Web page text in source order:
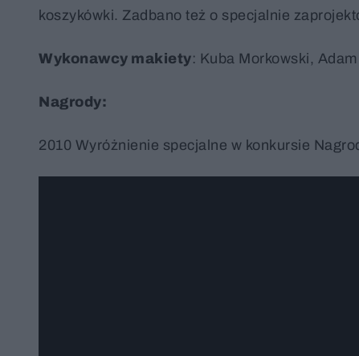
koszykówki. Zadbano też o specjalnie
Wykonawcy makiety: Kuba Morkowski,
Nagrody:
2010 Wyróżnienie specjalne w konkursie